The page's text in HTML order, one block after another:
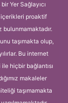
Yer Sağlayıcı
proaktif
taşımakta olup,
Bu internet
hiçbir bağlantısı
makaleler
taşımamakta